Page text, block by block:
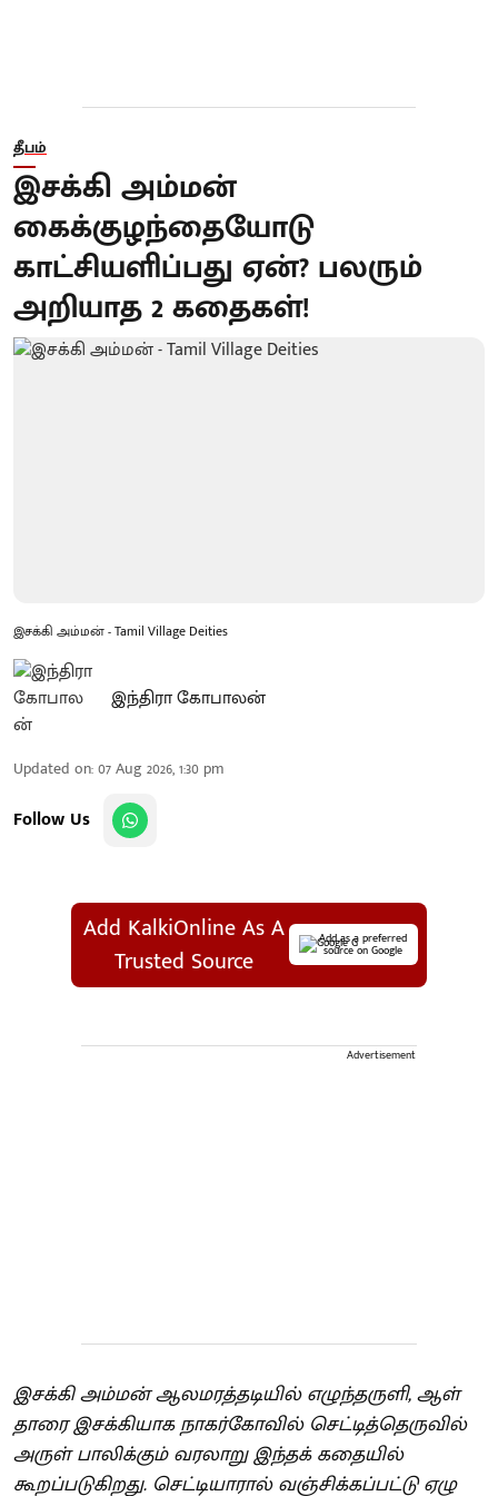
தீபம்
இசக்கி அம்மன்
கைக்குழந்தையோடு
காட்சியளிப்பது ஏன்? பலரும்
அறியாத 2 கதைகள்!
இசக்கி அம்மன் - Tamil Village Deities
இந்திரா கோபாலன்
Updated on:07 Aug 2026, 1:30 pm
Follow Us
Add KalkiOnline As A
Trusted Source
Add as a preferred
source on Google
Advertisement
இசக்கி அம்மன் ஆலமரத்தடியில் எழுந்தருளி, ஆள்
தாரை இசக்கியாக நாகர்கோவில் செட்டித்தெருவில்
அருள் பாலிக்கும் வரலாறு இந்தக் கதையில்
கூறப்படுகிறது. செட்டியாரால் வஞ்சிக்கப்பட்டு ஏழு